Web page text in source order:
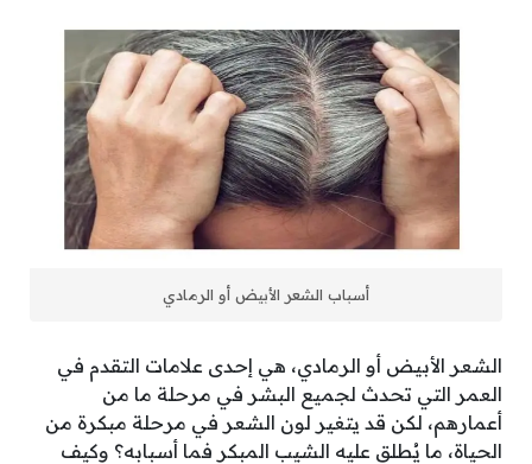
أسباب الشعر الأبيض أو الرمادي
الشعر الأبيض أو الرمادي، هي إحدى علامات التقدم في
العمر التي تحدث لجميع البشر في مرحلة ما من
أعمارهم، لكن قد يتغير لون الشعر في مرحلة مبكرة من
الحياة، ما يُطلق عليه الشيب المبكر فما أسبابه؟ وكيف